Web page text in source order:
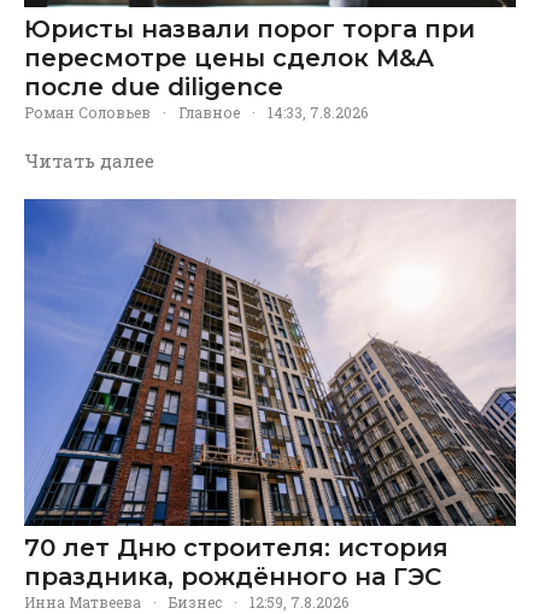
Юристы назвали порог торга при
пересмотре цены сделок M&A
после due diligence
Роман Соловьев · Главное · 14:33, 7.8.2026
Читать далее
70 лет Дню строителя: история
праздника, рождённого на ГЭС
Инна Матвеева · Бизнес · 12:59, 7.8.2026